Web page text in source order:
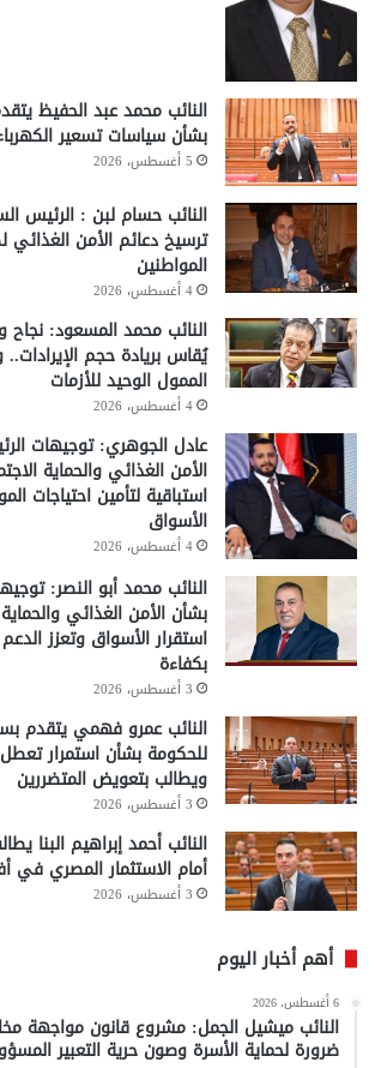
النائب محمد عبد الحفيظ
بشأن سياسات تسعير
5 أغسطس، 2026
النائب حسام لبن : الرئيس
ترسيخ دعائم الأمن الغذائي
المواطنين
4 أغسطس، 2026
النائب محمد المسعود: نجاح
يُقاس بريادة حجم
الممول الوحيد للأزمات
4 أغسطس، 2026
عادل الجوهري: توجيهات
الأمن الغذائي والحماية
استباقية لتأمين احتياجات
الأسواق
4 أغسطس، 2026
النائب محمد أبو النصر:
بشأن الأمن الغذائي
استقرار الأسواق وتعزز
بكفاءة
3 أغسطس، 2026
النائب عمرو فهمي يتقدم
للحكومة بشأن استمرار
ويطالب بتعويض المتضررين
3 أغسطس، 2026
النائب أحمد إبراهيم البنا
أمام الاستثمار المصري في
3 أغسطس، 2026
أهم أخبار اليوم
6 أغسطس، 2026
النائب ميشيل الجمل: مشروع قانون مواجهة
ضرورة لحماية الأسرة وصون حرية التعبير